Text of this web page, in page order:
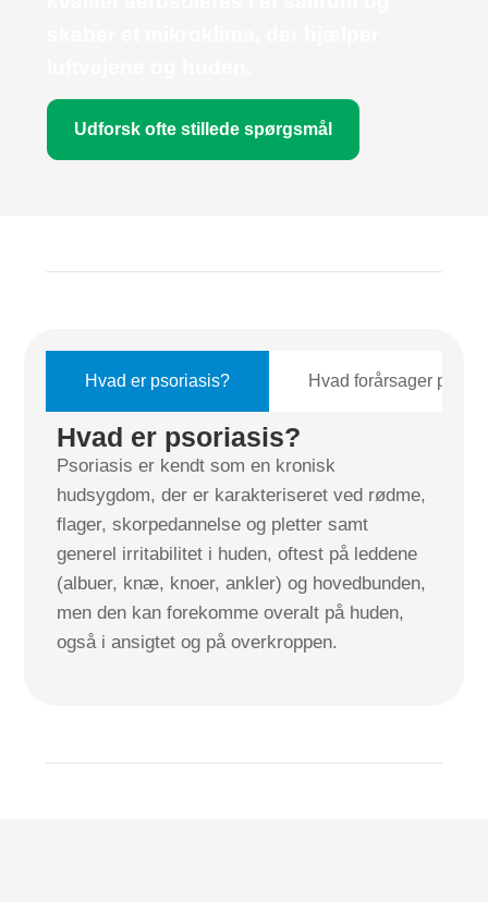
Udforsk ofte stillede spørgsmål
Hvad er psoriasis? Hvad forårsager
Hvad er psoriasis?
Psoriasis er kendt som en kronisk
hudsygdom, der er karakteriseret ved rødme,
flager, skorpedannelse og pletter samt
generel irritabilitet i huden, oftest på leddene
(albuer, knæ, knoer, ankler) og hovedbunden,
men den kan forekomme overalt på huden,
også i ansigtet og på overkroppen.